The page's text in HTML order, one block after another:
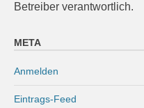
Betreiber verantwortlich.
META
Anmelden
Eintrags-Feed